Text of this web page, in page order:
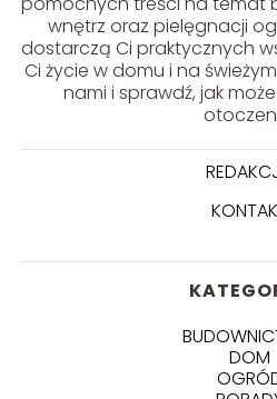
wnętrz oraz pielęgnacji
dostarczą Ci praktycznych
Ci życie w domu i na
nami i sprawdź, jak
DOM